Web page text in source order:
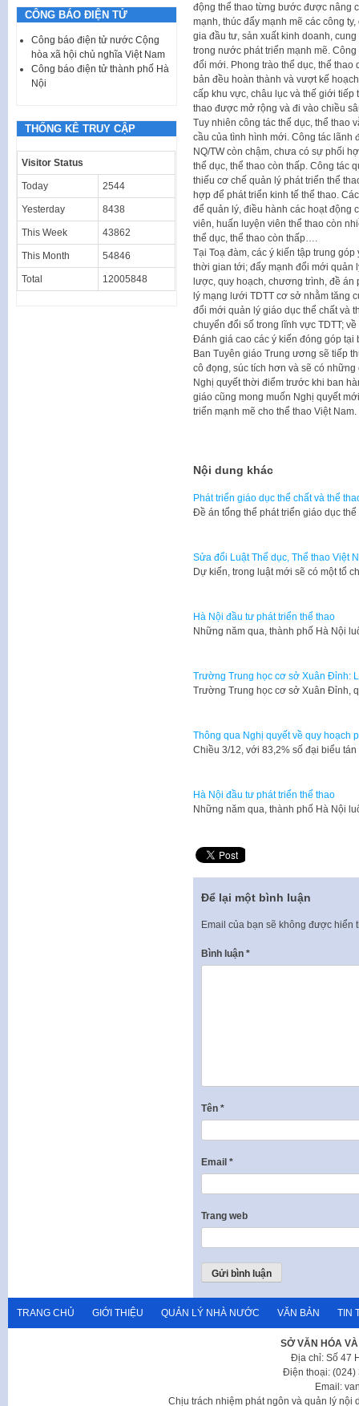
động thể thao từng bước được nâng
mạnh, thúc đẩy mạnh mẽ các công
gia đầu tư, sản xuất kinh doanh,
trong nước phát triển mạnh mẽ.
đổi mới. Phong trào thể dục, thể
bản đều hoàn thành và vượt kế
cấp khu vực, châu lục và thế giới
thao được mở rộng và đi vào chiều
Tuy nhiên công tác thể dục, thể thao
cầu của tình hình mới. Công tác lãnh
NQ/TW còn chậm, chưa có sự phối
thể dục, thể thao còn thấp. Công tác
thiếu cơ chế quản lý phát triển thể
hợp để phát triển kinh tế thể thao.
để quản lý, điều hành các hoạt động
viên, huấn luyện viên thể thao còn
thể dục, thể thao còn thấp….
Tại Toạ đàm, các ý kiến tập trung
thời gian tới; đẩy mạnh đổi mới quản
lược, quy hoạch, chương trình, đề
lý mạng lưới TDTT cơ sở nhằm tăng
đổi mới quản lý giáo dục thể chất và
chuyển đổi số trong lĩnh vực TDTT;
Đánh giá cao các ý kiến đóng góp tại
Ban Tuyên giáo Trung ương sẽ tiếp
cô đọng, súc tích hơn và sẽ có
Nghị quyết thời điểm trước khi ban
giáo cũng mong muốn Nghị quyết
triển mạnh mẽ cho thể thao Việt Nam.
Nội dung khác
Phát triển giáo dục thể chất và thể
Đề án tổng thể phát triển giáo dục
Sửa đổi Luật Thể dục, Thể thao Việt
Dự kiến, trong luật mới sẽ có một tổ
Hà Nội đầu tư phát triển thể thao
Những năm qua, thành phố Hà Nội
Trường Trung học cơ sở Xuân Đỉnh:
Trường Trung học cơ sở Xuân Đỉnh,
Thông qua Nghị quyết về quy hoạch
​Chiều 3/12, với 83,2% số đại biểu
Hà Nội đầu tư phát triển thể thao
Những năm qua, thành phố Hà Nội
Để lại một bình luận
Email của bạn sẽ không được hiển
Bình luận *
Tên *
Email *
Trang web
CÔNG BÁO ĐIỆN TỬ
Công báo điện tử nước Cộng
hòa xã hội chủ nghĩa Việt Nam
Công báo điện tử thành phố Hà
Nội
THỐNG KÊ TRUY CẬP
Visitor Status
Today 2544
Yesterday 8438
This Week 43862
This Month 54846
Total 12005848
TRANG CHỦ GIỚI THIỆU QUẢN LÝ NHÀ NƯỚC VĂN BẢN TIN
SỞ VĂN HÓA
Địa chỉ: Số 47
Điện thoại: (024)
Email:
Chịu trách nhiệm phát ngôn và quản lý nội